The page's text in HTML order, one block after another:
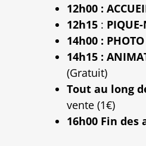
12h00 :
12h15 :
14h00 :
14h15 :
(Gratuit)
Tout au long
vente (1€)
16h00 Fin des